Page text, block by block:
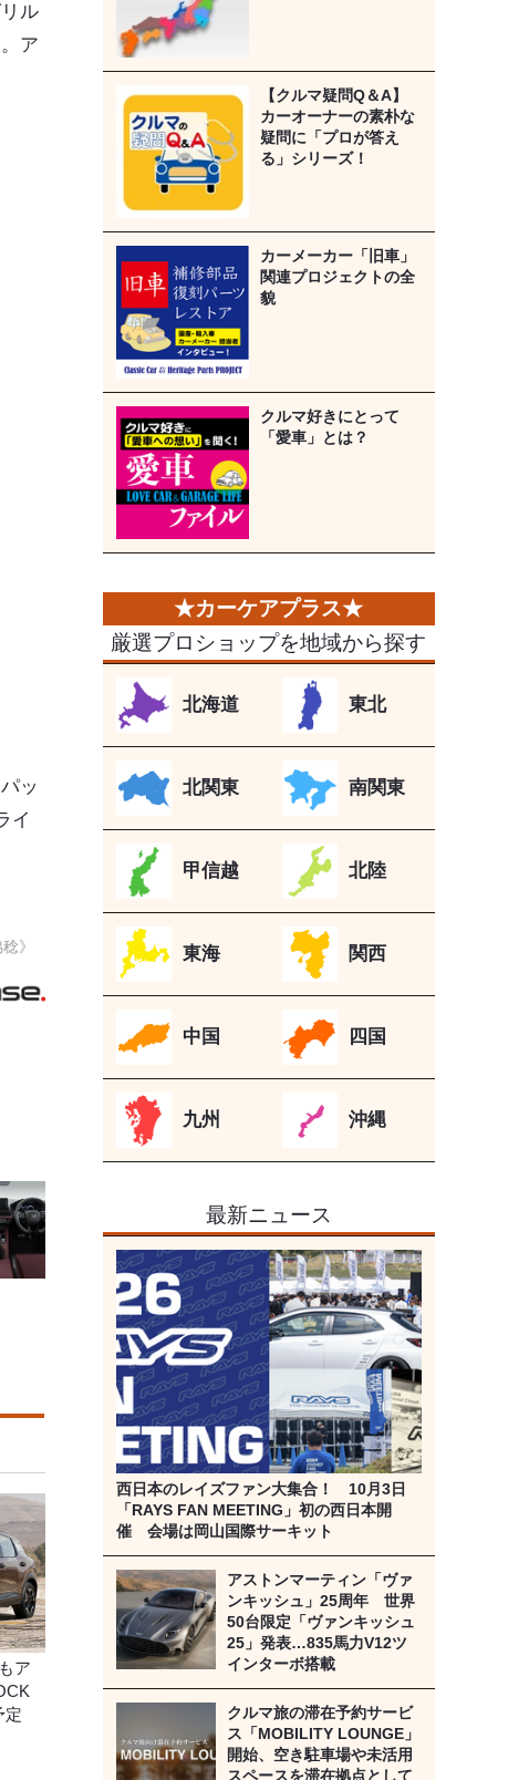
ル
ア
ッ
イ
》
ア
定
【クルマ疑問Q＆A】
カーオーナーの素朴な
疑問に「プロが答え
る」シリーズ！
カーメーカー「旧車」
関連プロジェクトの全
貌
クルマ好きにとって
「愛車」とは？
厳選プロショップを地域から探す
北海道 東北
北関東 南関東
甲信越 北陸
東海 関西
中国 四国
九州 沖縄
最新ニュース
西日本のレイズファン大集合！ 10月3日
「RAYS FAN MEETING」初の西日本開
催 会場は岡山国際サーキット
アストンマーティン「ヴァ
ンキッシュ」25周年 世界
50台限定「ヴァンキッシュ
25」発表…835馬力V12ツ
インターボ搭載
クルマ旅の滞在予約サービ
ス「MOBILITY LOUNGE」
開始、空き駐車場や未活用
スペースを滞在拠点として